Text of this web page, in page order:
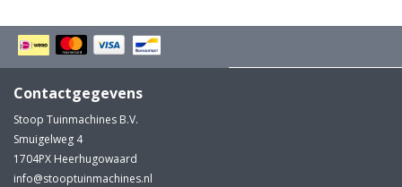
Contactgegevens
Stoop Tuinmachines B.V.
Smuigelweg 4
1704PX Heerhugowaard
info@stooptuinmachines.nl